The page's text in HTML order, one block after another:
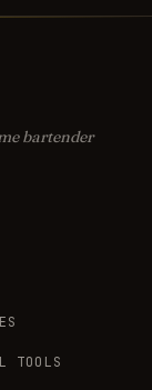
bartender
TOOLS